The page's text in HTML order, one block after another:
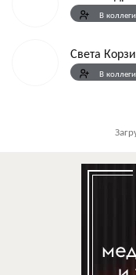
В коллеги
Света
В коллеги